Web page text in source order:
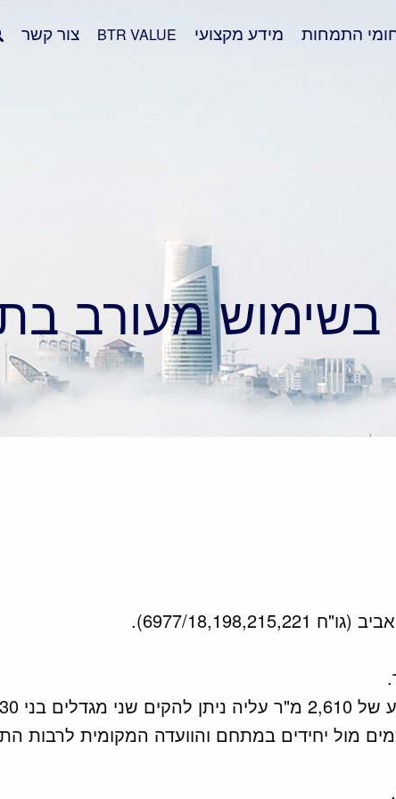
התמחות מידע מקצועי BTR VALUE צור קשר
מעורב
מול יחידים במתחם והוועדה המקומית